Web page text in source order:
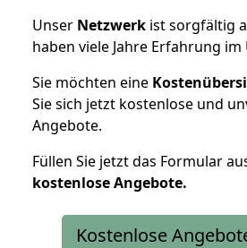
Unser Netzwerk ist sorgfältig
haben viele Jahre Erfahrung
Sie möchten eine
Sie sich jetzt kostenlose und
Angebote.
Füllen Sie jetzt das Formular
kostenloseAngebote.
Kostenlose